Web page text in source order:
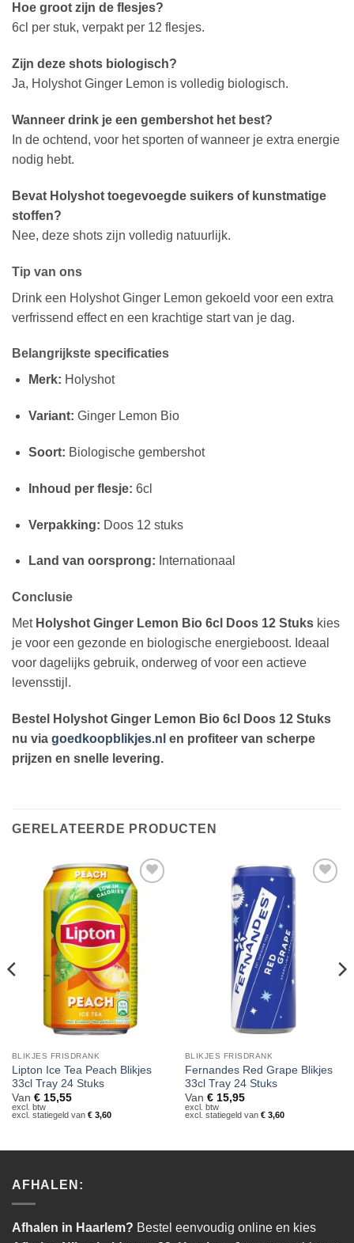
Hoe groot zijn de flesjes?
6cl per stuk, verpakt per 12 flesjes.
Zijn deze shots biologisch?
Ja, Holyshot Ginger Lemon is volledig biologisch.
Wanneer drink je een gembershot het best?
In de ochtend, voor het sporten of wanneer je extra energie
nodig hebt.
Bevat Holyshot toegevoegde suikers of kunstmatige
stoffen?
Nee, deze shots zijn volledig natuurlijk.
Tip van ons
Drink een Holyshot Ginger Lemon gekoeld voor een extra
verfrissend effect en een krachtige start van je dag.
Belangrijkste specificaties
Merk: Holyshot
Variant: Ginger Lemon Bio
Soort: Biologische gembershot
Inhoud per flesje: 6cl
Verpakking: Doos 12 stuks
Land van oorsprong: Internationaal
Conclusie
Met Holyshot Ginger Lemon Bio 6cl Doos 12 Stuks kies
je voor een gezonde en biologische energieboost. Ideaal
voor dagelijks gebruik, onderweg of voor een actieve
levensstijl.
Bestel Holyshot Ginger Lemon Bio 6cl Doos 12 Stuks
nu via goedkoopblikjes.nl en profiteer van scherpe
prijzen en snelle levering.
GERELATEERDE PRODUCTEN
Toevoegen
aan
verlanglijst
BLIKJES FRISDRANK
Lipton Ice Tea Peach Blikjes
33cl Tray 24 Stuks
Van €15,55
excl. btw
excl. statiegeld van €3,60
Toevoegen
BLIKJES FRISDRANK
Fernandes Red Grape Blikjes
33cl Tray 24 Stuks
Van €15,95
excl. btw
excl. statiegeld van €3,60
AFHALEN:
Afhalen in Haarlem? Bestel eenvoudig online en kies